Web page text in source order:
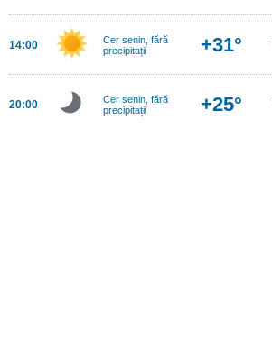
14:00
Cer senin, fără
precipitații
+31°
20:00
Cer senin, fără
precipitații
+25°